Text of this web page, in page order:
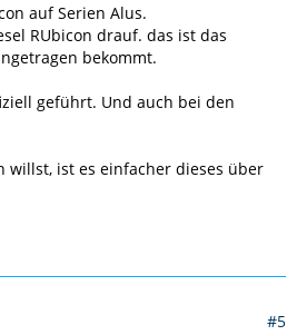
auf Serien Alus.
RUbicon drauf. das ist das
bekommt.
geführt. Und auch bei den
willst, ist es einfacher dieses über
#5